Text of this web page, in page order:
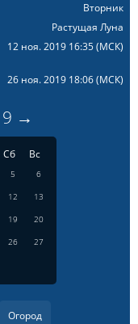
Вторник
Растущая Луна
12 ноя. 2019 16:35(МСК)
26 ноя. 2019 18:06(МСК)
→
Сб Вс
5
6
12
13
19
20
26
27
Огород